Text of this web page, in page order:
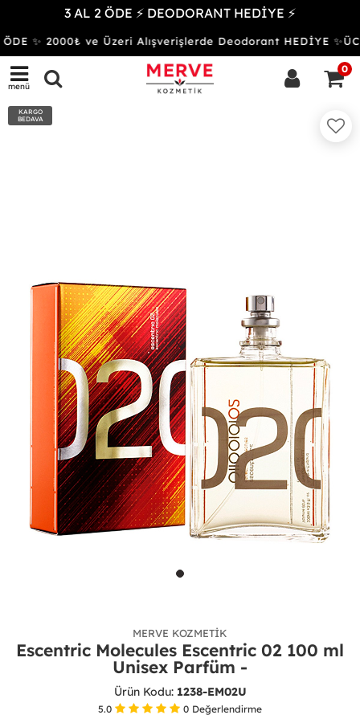
3 AL 2 ÖDE ⚡ DEODORANT HEDİYE ⚡
✨ 2000₺ ve Üzeri Alışverişlerde Deodorant HEDİYE
menü
0
KARGO
BEDAVA
MERVE KOZMETIK
Escentric Molecules Escentric 02 100 ml
Unisex Parfüm -
Ürün Kodu: 1238-EM02U
5.0 0 Değerlendirme